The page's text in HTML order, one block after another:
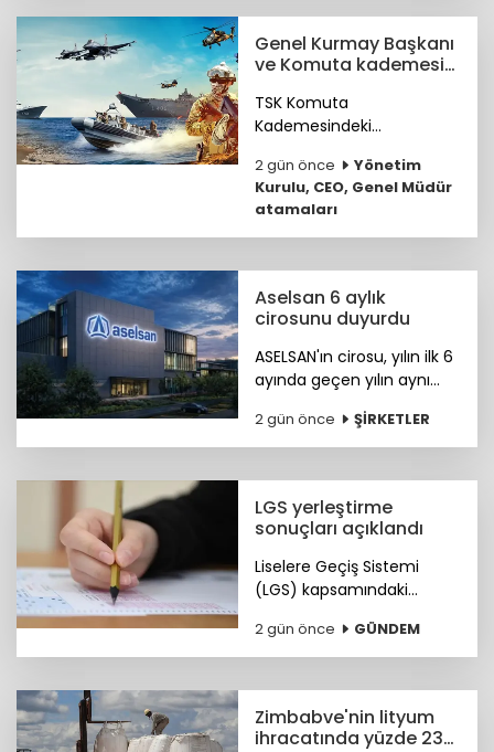
ünvanını kazandı.
Genel Kurmay Başkanı
ve Komuta kademesi
TSK Komuta
Kademesindeki
haberimizde...
2 gün önce
Yönetim
Kurulu, CEO, Genel Müdür
atamaları
Aselsan 6 aylık
cirosunu duyurdu
ASELSAN'ın cirosu, yılın ilk 6
ayında geçen yılın aynı
artışla 88,5 milyar liraya
ulaştı.
2 gün önce ŞİRKETLER
LGS yerleştirme
sonuçları açıklandı
Liselere Geçiş Sistemi
(LGS) kapsamındaki
"www.meb.gov.tr"
adresinden erişime açıldı.
2 gün önce GÜNDEM
Zimbabve'nin lityum
ihracatında yüzde 230